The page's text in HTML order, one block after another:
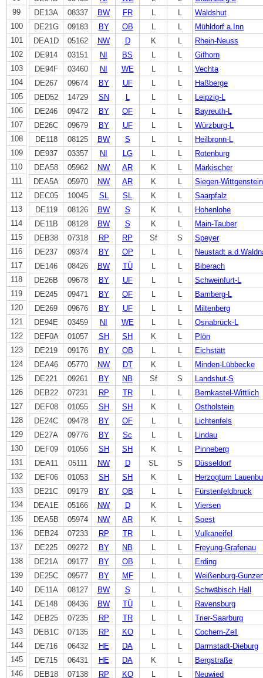
99
100
101
102
103
104
105
106
107
108
109
110
111
112
113
114
115
116
117
118
119
120
121
122
123
124
125
126
127
128
129
130
131
132
133
134
135
136
137
138
139
140
141
142
143
144
145
146
DE13A
08337 BW FR L L
Waldshut
DE21G
09183 BY OB L L
Mühldorf a.Inn
DEA1D
05162 NW D K L
Rhein-Neuss
DE914
03151 NI BS L L
Gifhorn
DE94F
03460 NI WE L L
Vechta
DE267
09674 BY UF L L
Haßberge
DED52
14729 SN L L L
Leipzig-L
DE246
09472 BY OF L L
Bayreuth-L
DE26C
09679 BY UF L L
Würzburg-L
DE118
08125 BW S L L
Heilbronn-L
DE937
03357 NI LG L L
Rotenburg
DEA58
05962 NW AR K L
Märkischer
DEA5A
05970 NW AR K L
Siegen-Wittgenstein
DEC05
10045 SL SL K L
Saarpfalz
DE119
08126 BW S K L
Hohenlohe
DE11B
08128 BW S K L
Main-Tauber
DEB38
07318 RP RP Sf S
Speyer
DE237
09374 BY OP L L
Neustadt
DE146
08426 BW TÜ L L
Biberach
DE26B
09678 BY UF L L
Schweinfurt-L
DE245
09471 BY OF L L
Bamberg-L
DE269
09676 BY UF L L
Miltenberg
DE94E
03459 NI WE L L
Osnabrück-L
DEF0A
01057 SH SH K L
Plön
DE219
09176 BY OB L L
Eichstätt
DEA46
05770 NW DT K L
Minden-Lübbecke
DE221
09261 BY NB Sf S
Landshut-S
DEB22
07231 RP TR L L
Bernkastel-Wittlich
DEF08
01055 SH SH K L
Ostholstein
DE24C
09478 BY OF L L
Lichtenfels
DE27A
09776 BY Sc L L
Lindau
DEF09
01056 SH SH K L
Pinneberg
DEA11
05111 NW D SL S
Düsseldorf
DEF06
01053 SH SH K L
Herzogtum
DE21C
09179 BY OB L L
Fürstenfeldbruck
DEA1E
05166 NW D K L
Viersen
DEA5B
05974 NW AR K L
Soest
DEB24
07233 RP TR L L
Vulkaneifel
DE225
09272 BY NB L L
Freyung-Grafenau
DE21A
09177 BY OB L L
Erding
DE25C
09577 BY MF L L
Weißenburg-
DE11A
08127 BW S L L
Schwäbisch Hall
DE148
08436 BW TÜ L L
Ravensburg
DEB25
07235 RP TR L L
Trier-Saarburg
DEB1C
07135 RP KO L L
Cochem-Zell
DE716
06432 HE DA L L
Darmstadt-Dieburg
DE715
06431 HE DA K L
Bergstraße
DEB18
07138 RP KO L L
Neuwied